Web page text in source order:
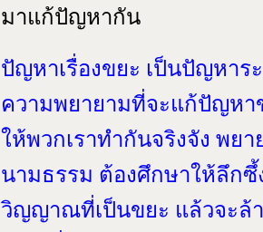
มาแก้ปัญหากัน
ปัญหาเรื่องขยะ เป็นปัญหา
ความพยายามที่จะแก้ปัญหา
ให้พวกเราทำกันจริงจัง พย
นามธรรม ต้องศึกษาให้ลึกซึ้
วิญญาณที่เป็นขยะ แล้วจะล้